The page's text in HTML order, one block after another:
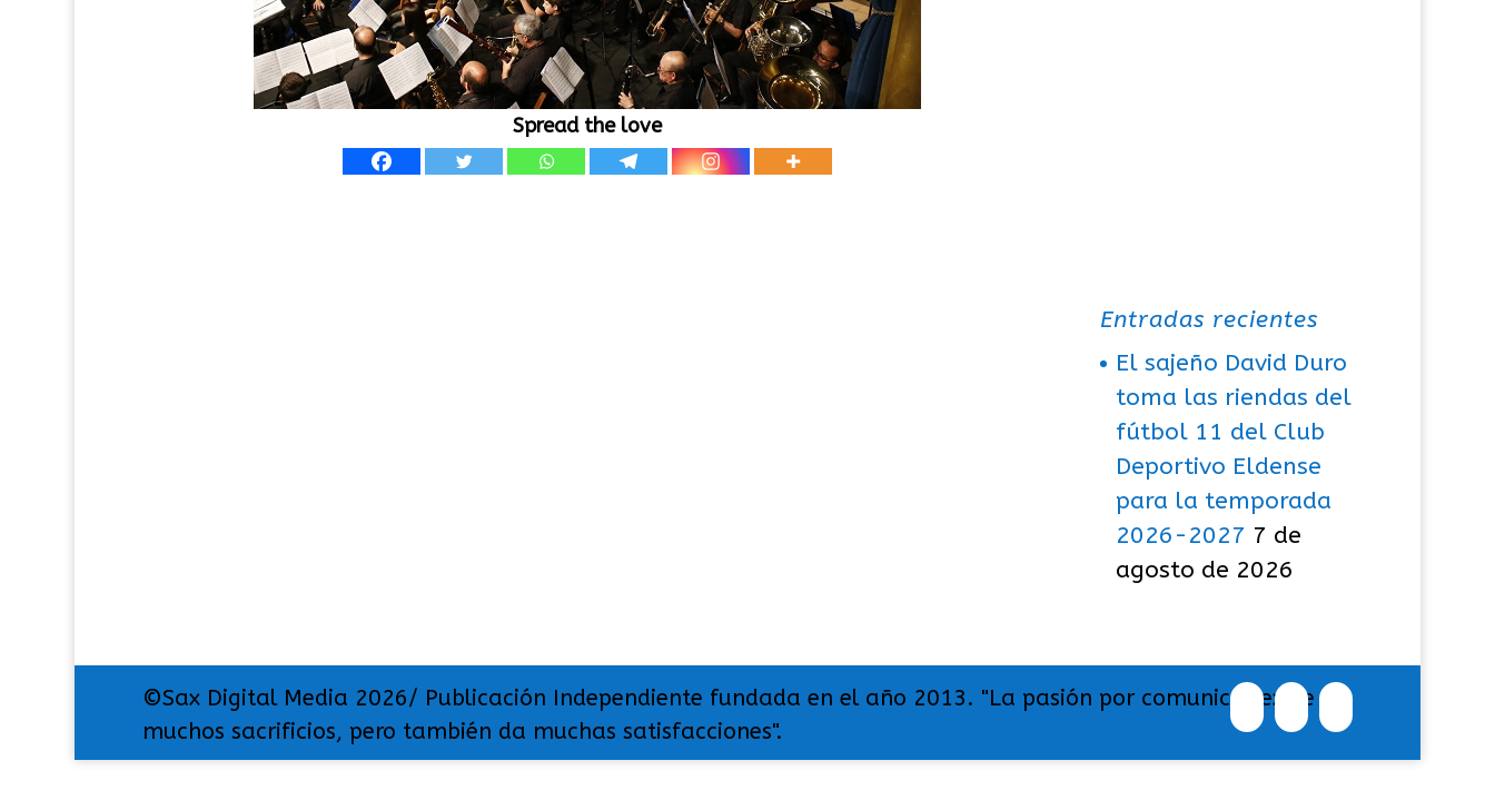
Spread the love
Entradas recientes
El sajeño David Duro
toma las riendas del
fútbol 11 del Club
Deportivo Eldense
para la temporada
2026-2027 7 de
agosto de 2026
©Sax Digital Media 2026/ Publicación Independiente fundada en el año 2013. "La pasión por comunicar exige
muchos sacrificios, pero también da muchas satisfacciones".